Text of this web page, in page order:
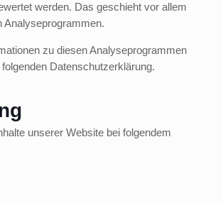
werden. Das geschieht vor allem
Analyseprogrammen.
zu diesen Analyseprogrammen
Datenschutzerklärung.
unserer Website bei folgendem